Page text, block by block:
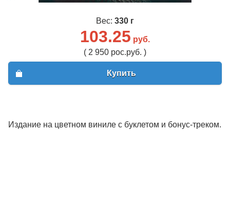
Вес: 330 г
103.25 руб.
( 2 950 рос.руб. )
Купить
Издание на цветном виниле с буклетом и бонус-треком.